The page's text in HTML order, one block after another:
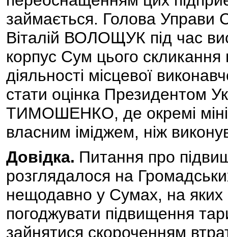
займається. Голова Управи
Віталій ВОЛОЩУК під час
корпус Сум цього
діяльності місцевої
стати оцінка Президентом
ТИМОШЕНКО, де окремі
власним іміджем, ніж
Довідка. Питання про
розглядалося на
нещодавно у Сумах, на
погоджувати підвищення
зайнятися скороченням